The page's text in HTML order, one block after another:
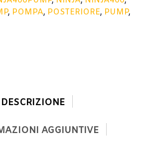
, POMPA, POSTERIORE, PUMP,
DESCRIZIONE
AGGIUNTIVE